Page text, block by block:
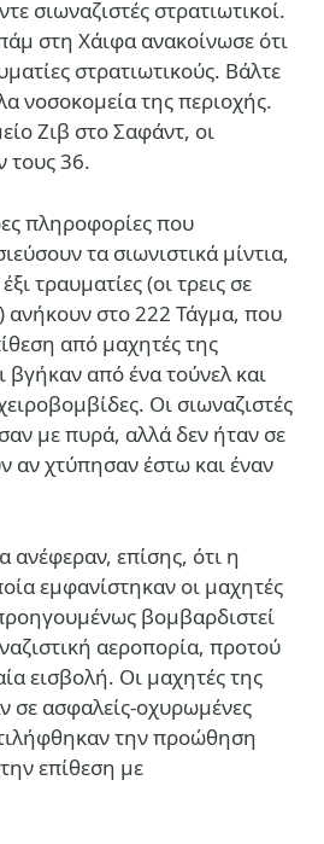
σιωναζιστές στρατιωτικοί.
στη Χάιφα ανακοίνωσε ότι
στρατιωτικούς. Βάλτε
νοσοκομεία της περιοχής.
Ζιβ στο Σαφάντ, οι
τους 36.
πληροφορίες που
τα σιωνιστικά μίντια,
τραυματίες (οι τρεις σε
ανήκουν στο 222 Τάγμα, που
από μαχητές της
βγήκαν από ένα τούνελ και
Οι σιωναζιστές
με πυρά, αλλά δεν ήταν σε
αν χτύπησαν έστω και έναν
ανέφεραν, επίσης, ότι η
εμφανίστηκαν οι μαχητές
βομβαρδιστεί
αεροπορία, προτού
εισβολή. Οι μαχητές της
σε ασφαλείς-οχυρωμένες
την προώθηση
επίθεση με